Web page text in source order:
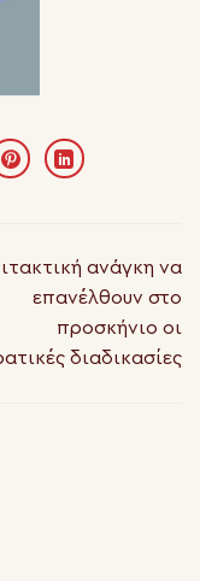
ανάγκη να
επανέλθουν στο
προσκήνιο οι
διαδικασίες